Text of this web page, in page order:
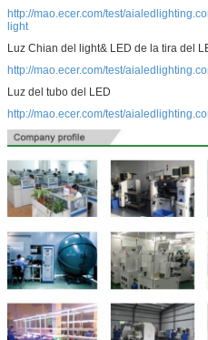
http://mao.ecer.com/test/
light
Luz Chian del light& LED de la tira del
http://mao.ecer.com/test/
Luz del tubo del LED
http://mao.ecer.com/test/